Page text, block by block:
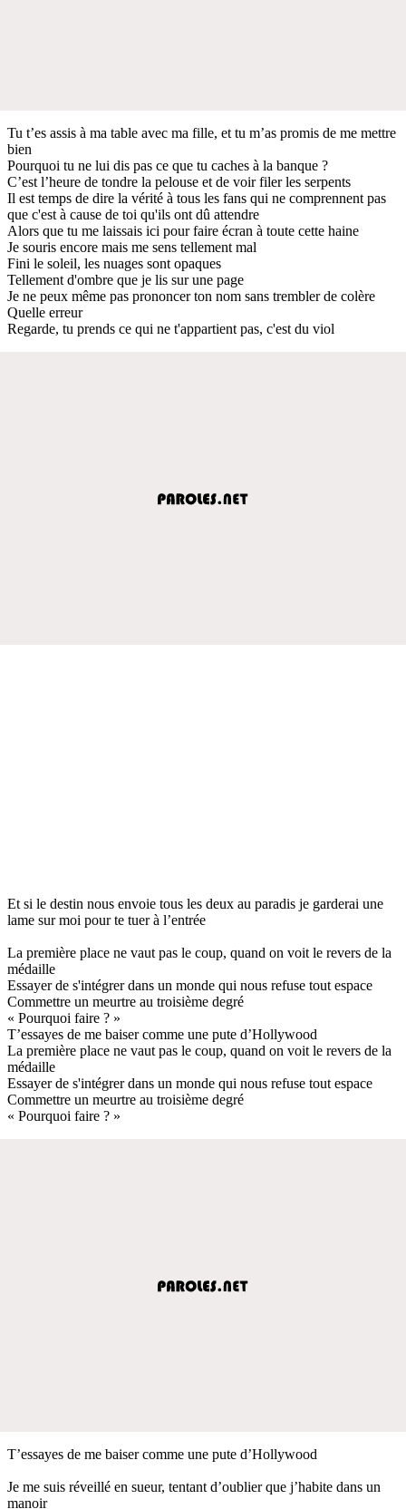
Tu t’es assis à ma table avec ma fille, et tu m’as promis de me mettre
bien
Pourquoi tu ne lui dis pas ce que tu caches à la banque ?
C’est l’heure de tondre la pelouse et de voir filer les serpents
Il est temps de dire la vérité à tous les fans qui ne comprennent pas
que c'est à cause de toi qu'ils ont dû attendre
Alors que tu me laissais ici pour faire écran à toute cette haine
Je souris encore mais me sens tellement mal
Fini le soleil, les nuages sont opaques
Tellement d'ombre que je lis sur une page
Je ne peux même pas prononcer ton nom sans trembler de colère
Quelle erreur
Regarde, tu prends ce qui ne t'appartient pas, c'est du viol
Et si le destin nous envoie tous les deux au paradis je garderai une
lame sur moi pour te tuer à l’entrée
La première place ne vaut pas le coup, quand on voit le revers de la
médaille
Essayer de s'intégrer dans un monde qui nous refuse tout espace
Commettre un meurtre au troisième degré
« Pourquoi faire ? »
T’essayes de me baiser comme une pute d’Hollywood
La première place ne vaut pas le coup, quand on voit le revers de la
médaille
Essayer de s'intégrer dans un monde qui nous refuse tout espace
Commettre un meurtre au troisième degré
« Pourquoi faire ? »
T’essayes de me baiser comme une pute d’Hollywood
Je me suis réveillé en sueur, tentant d’oublier que j’habite dans un
manoir